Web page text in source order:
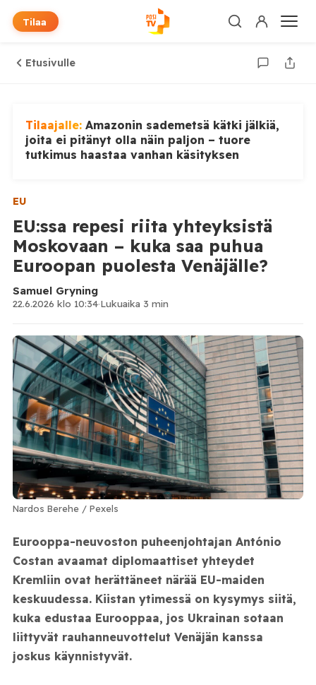
Tilaa
Etusivulle
Tilaajalle: Amazonin sademetsä kätki jälkiä,
joita ei pitänyt olla näin paljon – tuore
tutkimus haastaa vanhan käsityksen
EU
EU:ssa repesi riita yhteyksistä
Moskovaan – kuka saa puhua
Euroopan puolesta Venäjälle?
Samuel Gryning
22.6.2026 klo 10:34·Lukuaika 3 min
Nardos Berehe / Pexels
Eurooppa-neuvoston puheenjohtajan António
Costan avaamat diplomaattiset yhteydet
Kremliin ovat herättäneet närää EU-maiden
keskuudessa. Kiistan ytimessä on kysymys siitä,
kuka edustaa Eurooppaa, jos Ukrainan sotaan
liittyvät rauhanneuvottelut Venäjän kanssa
joskus käynnistyvät.